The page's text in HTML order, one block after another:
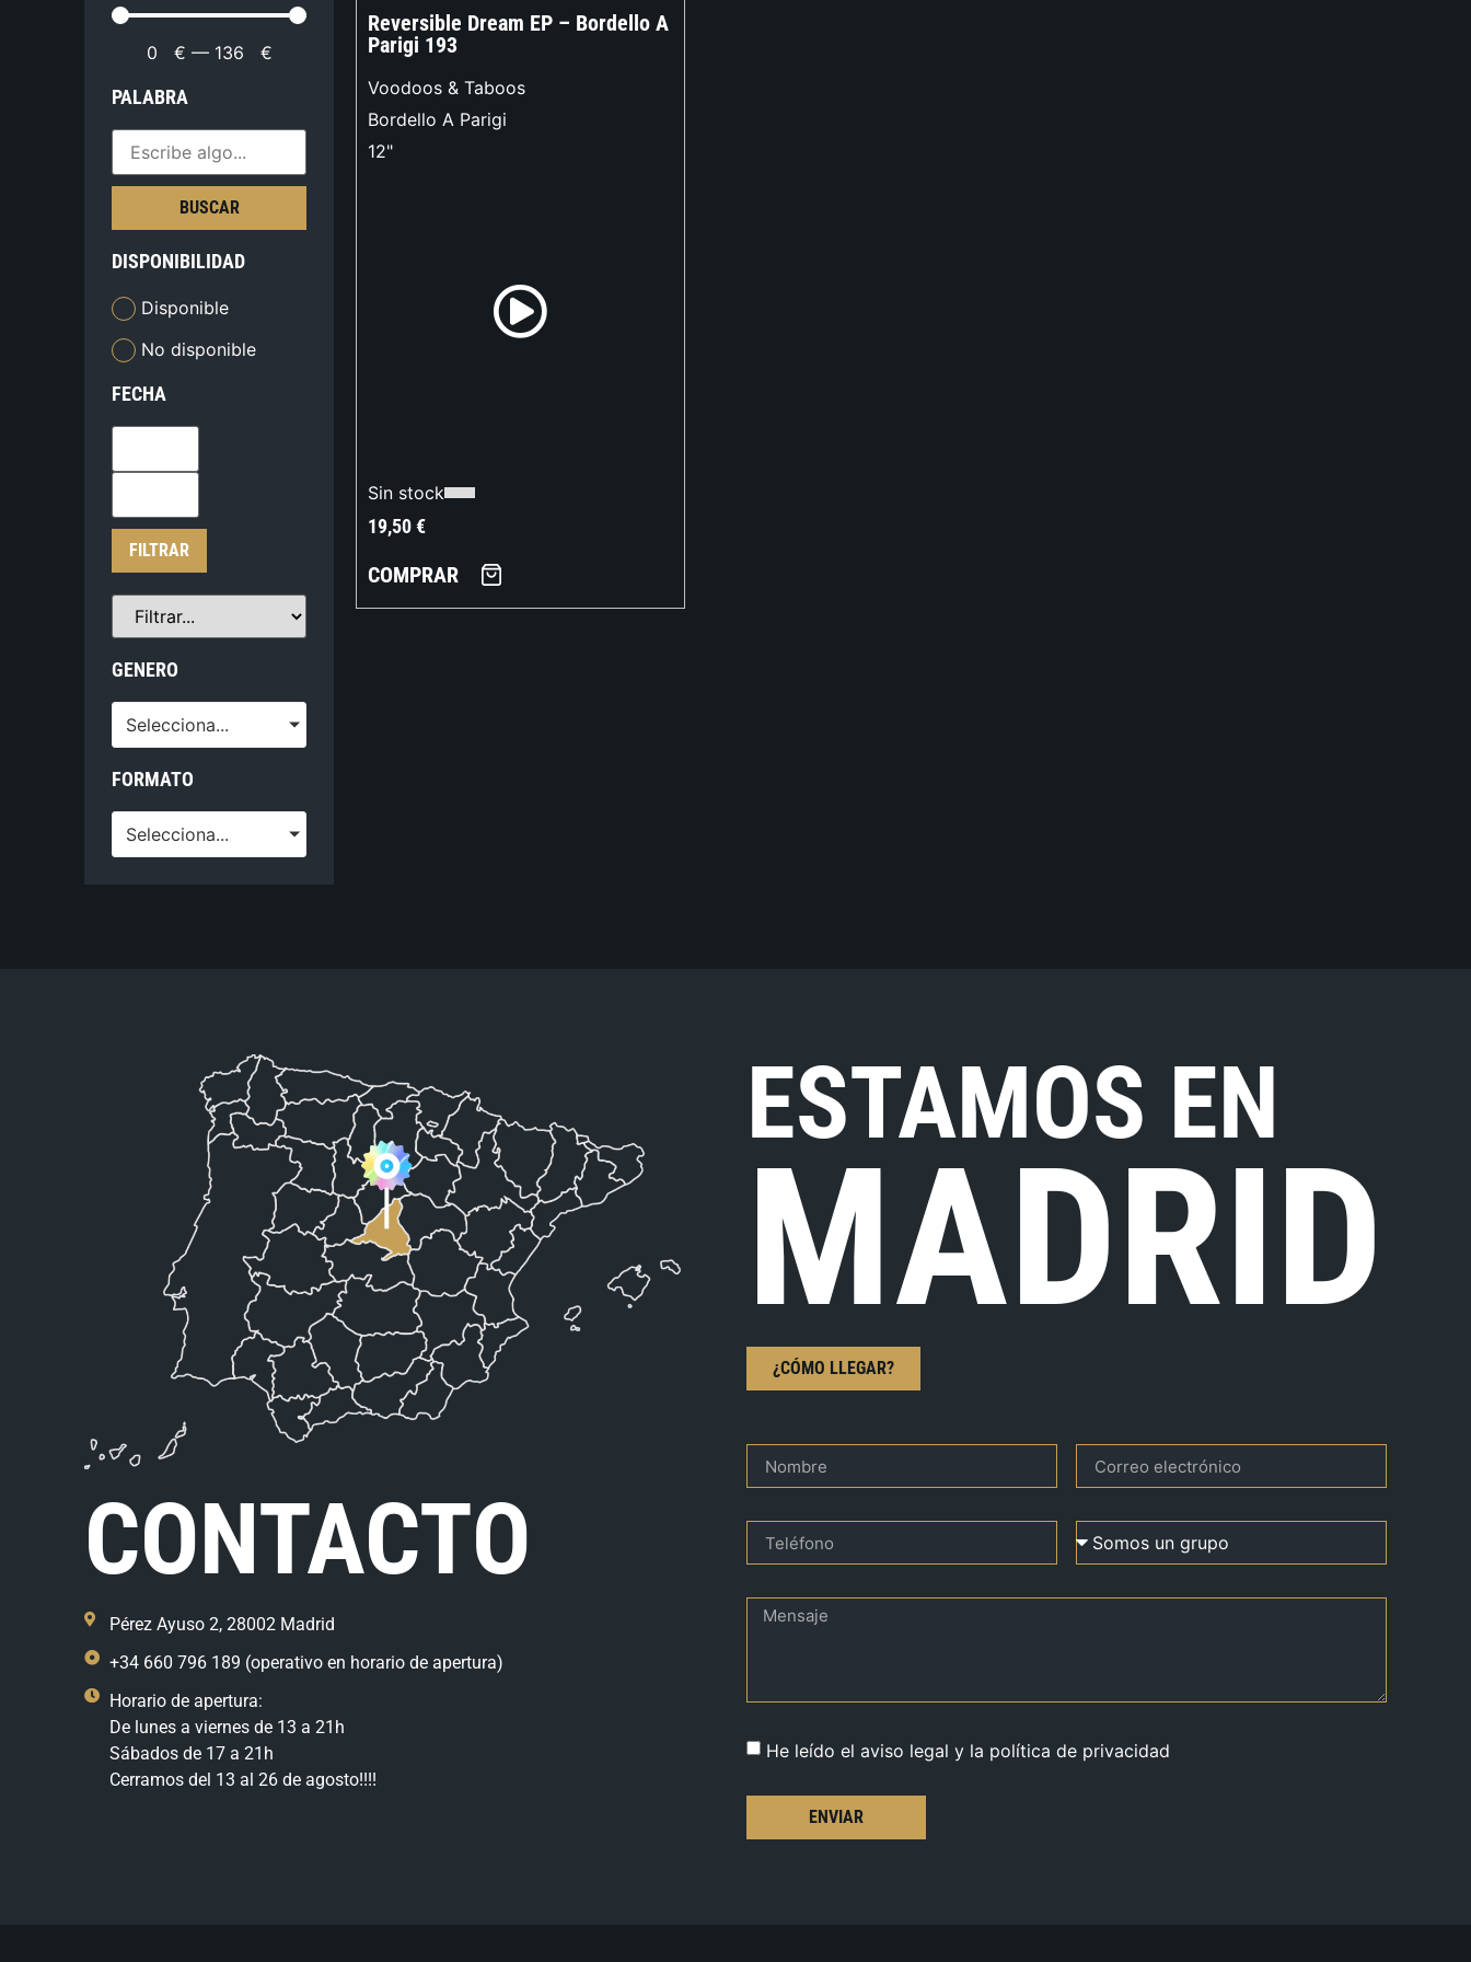
0 € — 136 €
PALABRA
BUSCAR
DISPONIBILIDAD
Disponible
No disponible
FECHA
FILTRAR
GENERO
Selecciona...
FORMATO
Selecciona...
Reversible Dream EP – Bordello A
Parigi 193
Voodoos & Taboos
Bordello A Parigi
12"
Sin stock
19,50€
COMPRAR
CONTACTO
Pérez Ayuso 2, 28002 Madrid
+34 660 796 189 (operativo en horario de apertura)
Horario de apertura:
De lunes a viernes de 13 a 21h
Sábados de 17 a 21h
Cerramos del 13 al 26 de agosto!!!!
ESTAMOS EN
MADRID
¿CÓMO LLEGAR?
He leído el aviso legal y la política de privacidad
ENVIAR